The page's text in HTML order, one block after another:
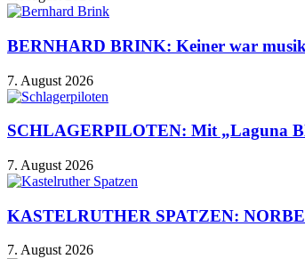
BERNHARD BRINK: Keiner war
7. August 2026
SCHLAGERPILOTEN: Mit „Laguna
7. August 2026
KASTELRUTHER SPATZEN:
7. August 2026